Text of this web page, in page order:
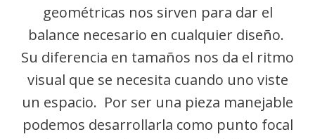
geométricas nos sirven para dar el
balance necesario en cualquier diseño.
Su diferencia en tamaños nos da el ritmo
visual que se necesita cuando uno viste
un espacio. Por ser una pieza manejable
podemos desarrollarla como punto focal